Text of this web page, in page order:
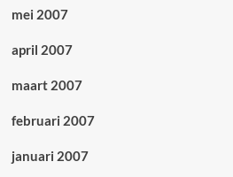
mei 2007
april 2007
maart 2007
februari 2007
januari 2007